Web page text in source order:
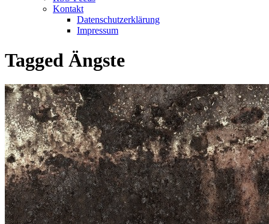
Kontakt
Datenschutzerklärung
Impressum
Tagged Ängste